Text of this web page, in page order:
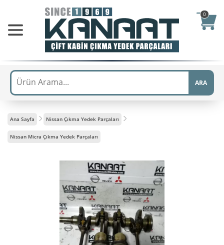
0
ARA
Ana Sayfa Nissan Çıkma Yedek Parçaları
Nissan Micra Çıkma Yedek Parçaları